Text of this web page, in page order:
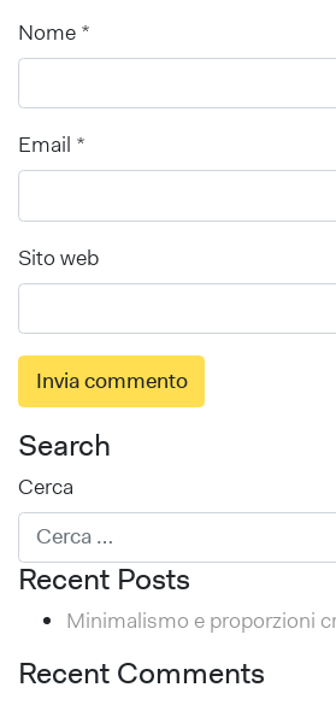
Nome *
Email *
Sito web
Search
Cerca
Recent Posts
Minimalismo e proporzioni
Recent Comments